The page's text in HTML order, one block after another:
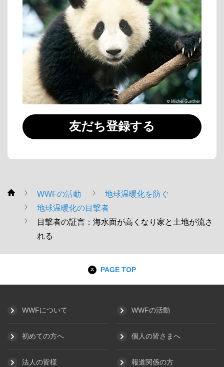
友だち登録する
WWF WWFの活動
地球温暖化を防ぐ
地球温暖化の目撃者
目撃者の証言：海水面が高くなり家と土地が流さ
れる
PAGE TOP
WWFについて WWFの活動
初めての方へ 個人の皆さまへ
法人の皆様 報道関係の方